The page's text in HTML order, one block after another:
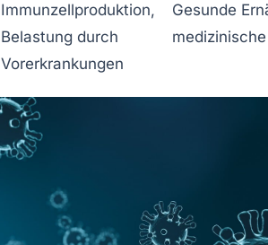
Immunzellproduktion,
Belastung durch
Vorerkrankungen
Gesunde